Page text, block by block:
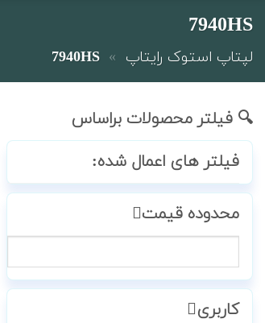
7940HS
لپتاپ استوک رایتاپ »
7940HS
🔍 فیلتر محصولات براساس
فیلتر های اعمال شده:
محدوده قیمت
کاربری